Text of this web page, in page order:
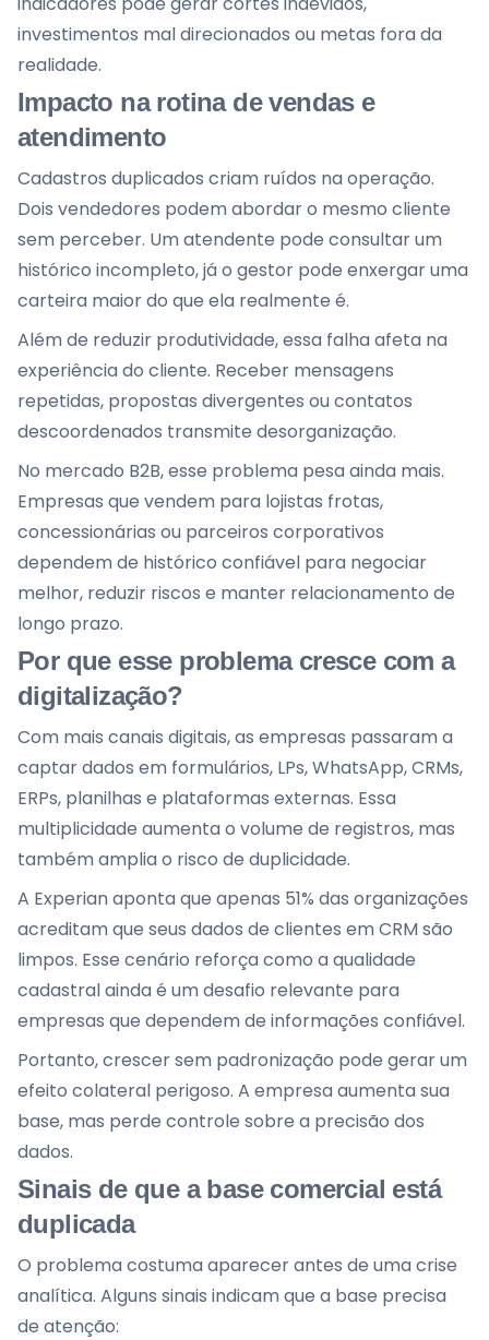
investimentos mal direcionados ou metas fora da
realidade.
Impacto na rotina de vendas e
atendimento
Cadastros duplicados criam ruídos na operação.
Dois vendedores podem abordar o mesmo cliente
sem perceber. Um atendente pode consultar um
histórico incompleto, já o gestor pode enxergar uma
carteira maior do que ela realmente é.
Além de reduzir produtividade, essa falha afeta na
experiência do cliente. Receber mensagens
repetidas, propostas divergentes ou contatos
descoordenados transmite desorganização.
No mercado B2B, esse problema pesa ainda mais.
Empresas que vendem para lojistas frotas,
concessionárias ou parceiros corporativos
dependem de histórico confiável para negociar
melhor, reduzir riscos e manter relacionamento de
longo prazo.
Por que esse problema cresce com a
digitalização?
Com mais canais digitais, as empresas passaram a
captar dados em formulários, LPs, WhatsApp, CRMs,
ERPs, planilhas e plataformas externas. Essa
multiplicidade aumenta o volume de registros, mas
também amplia o risco de duplicidade.
A Experian aponta que apenas 51% das organizações
acreditam que seus dados de clientes em CRM são
limpos. Esse cenário reforça como a qualidade
cadastral ainda é um desafio relevante para
empresas que dependem de informações confiável.
Portanto, crescer sem padronização pode gerar um
efeito colateral perigoso. A empresa aumenta sua
base, mas perde controle sobre a precisão dos
dados.
Sinais de que a base comercial está
duplicada
O problema costuma aparecer antes de uma crise
analítica. Alguns sinais indicam que a base precisa
de atenção: